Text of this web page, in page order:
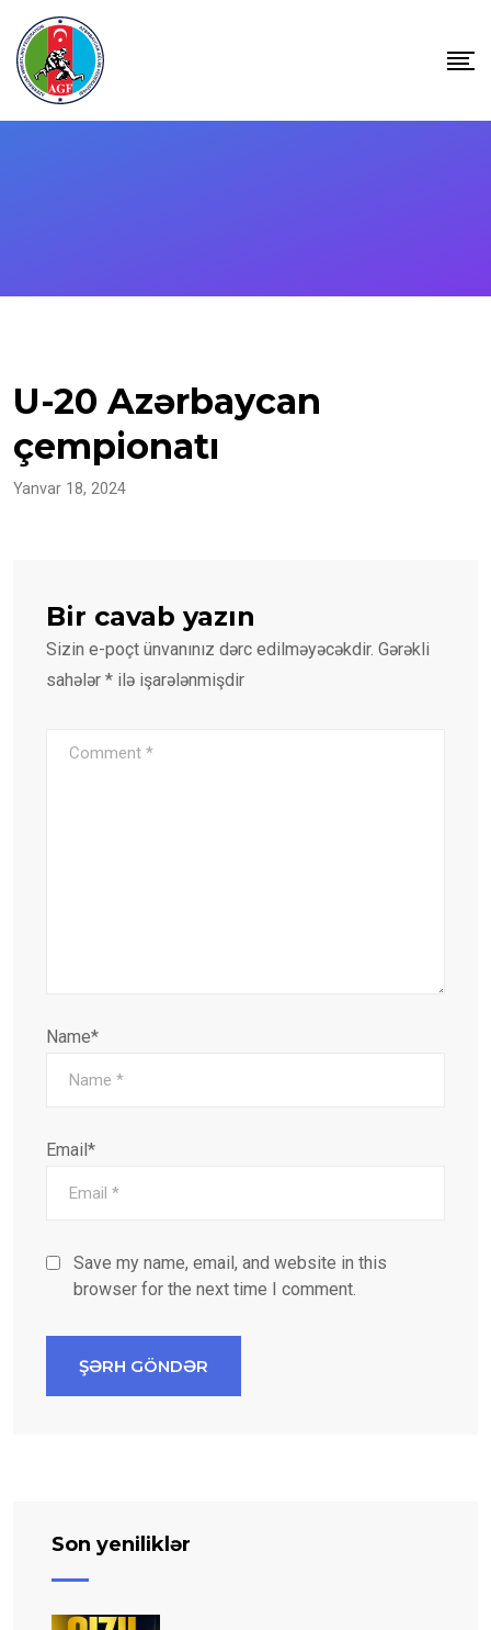
content
U-20 Azərbaycan
çempionatı
Yanvar 18, 2024
Bir cavab yazın
Sizin e-poçt ünvanınız dərc edilməyəcəkdir. Gərəkli
sahələr * ilə işarələnmişdir
Name*
Email*
Save my name, email, and website in this
browser for the next time I comment.
Son yeniliklər